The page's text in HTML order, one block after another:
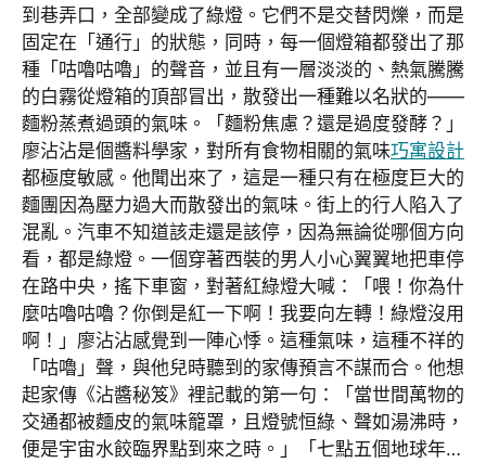
到巷弄口，全部變成了綠燈。它們不是交替閃爍，而是
固定在「通行」的狀態，同時，每一個燈箱都發出了那
種「咕嚕咕嚕」的聲音，並且有一層淡淡的、熱氣騰騰
的白霧從燈箱的頂部冒出，散發出一種難以名狀的——
麵粉蒸煮過頭的氣味。「麵粉焦慮？還是過度發酵？」
廖沾沾是個醬料學家，對所有食物相關的氣味巧寓設計
都極度敏感。他聞出來了，這是一種只有在極度巨大的
麵團因為壓力過大而散發出的氣味。街上的行人陷入了
混亂。汽車不知道該走還是該停，因為無論從哪個方向
看，都是綠燈。一個穿著西裝的男人小心翼翼地把車停
在路中央，搖下車窗，對著紅綠燈大喊：「喂！你為什
麼咕嚕咕嚕？你倒是紅一下啊！我要向左轉！綠燈沒用
啊！」廖沾沾感覺到一陣心悸。這種氣味，這種不祥的
「咕嚕」聲，與他兒時聽到的家傳預言不謀而合。他想
起家傳《沾醬秘笈》裡記載的第一句：「當世間萬物的
交通都被麵皮的氣味籠罩，且燈號恒綠、聲如湯沸時，
便是宇宙水餃臨界點到來之時。」「七點五個地球年…